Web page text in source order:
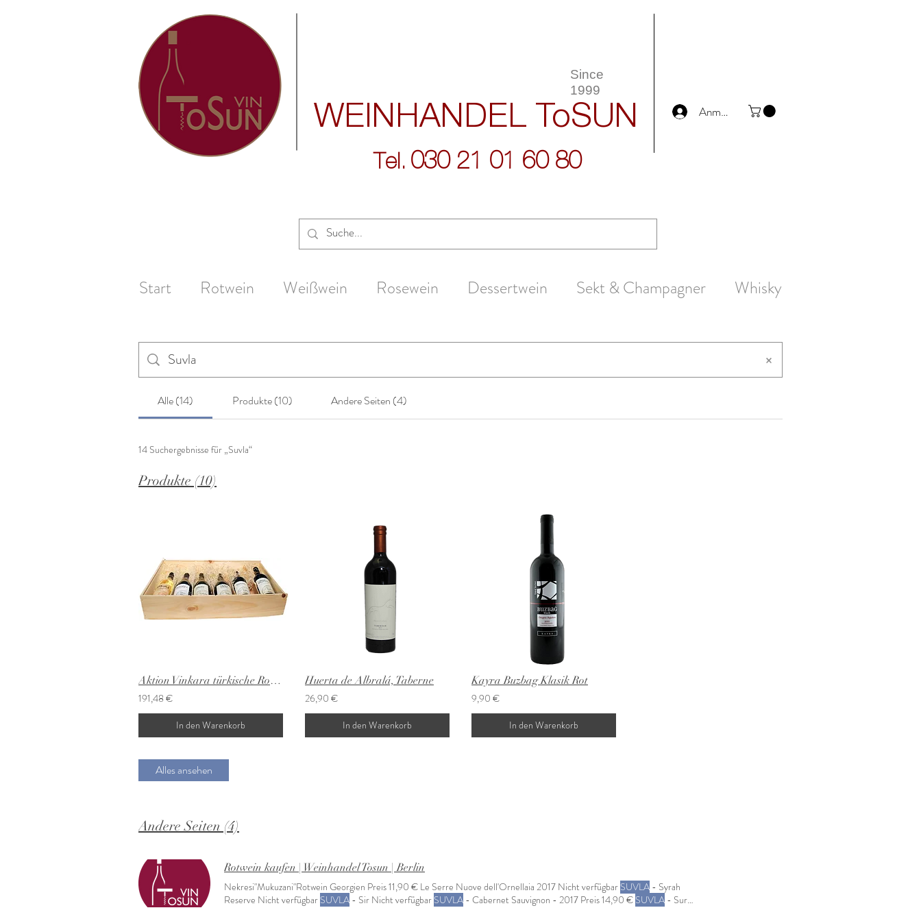
WEINHANDEL ToSUN Anmelden
Since
1999
Tel. 030 21 01 60 80
Start Rotwein Weißwein Rosewein Dessertwein Sekt & Champagner Whisky
Alle (14) Produkte (10) Andere Seiten (4)
14 Suchergebnisse für „Suvla“
Produkte (10)
Aktion Vinkara türkische Rot 6x0,75 L
191,48 €
In den Warenkorb
Huerta de Albralá, Taberne
26,90 €
In den Warenkorb
Kayra Buzbag Klasik Rot
9,90 €
In den Warenkorb
Alles ansehen
Andere Seiten (4)
Rotwein kaufen | Weinhandel Tosun | Berlin
Nekresi"Mukuzani"Rotwein Georgien Preis 11,90 € Le Serre Nuove dell'Ornellaia 2017 Nicht verfügbar SUVLA - Syrah
Reserve Nicht verfügbar SUVLA - Sir Nicht verfügbar SUVLA - Cabernet Sauvignon - 2017 Preis 14,90 € SUVLA - Sur